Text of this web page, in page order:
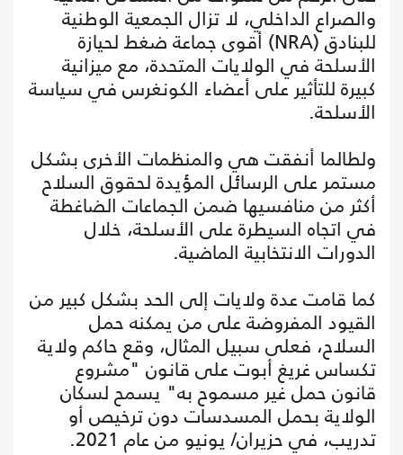
والصراع الداخلي، لا تزال الجمعية الوطنية
للبنادق (NRA) أقوى جماعة ضغط لحيازة
الأسلحة في الولايات المتحدة، مع ميزانية
كبيرة للتأثير على أعضاء الكونغرس في سياسة
الأسلحة.
ولطالما أنفقت هي والمنظمات الأخرى بشكل
مستمر على الرسائل المؤيدة لحقوق السلاح
أكثر من منافسيها ضمن الجماعات الضاغطة
في اتجاه السيطرة على الأسلحة، خلال
الدورات الانتخابية الماضية.
كما قامت عدة ولايات إلى الحد بشكل كبير من
القيود المفروضة على من يمكنه حمل
السلاح، فعلى سبيل المثال، وقع حاكم ولاية
تكساس غريغ أبوت على قانون "مشروع
قانون حمل غير مسموح به" يسمح لسكان
الولاية بحمل المسدسات دون ترخيص أو
تدريب، في حزيران/ يونيو من عام 2021.